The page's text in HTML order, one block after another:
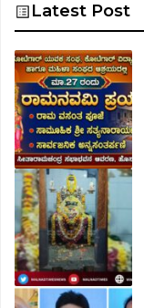
Latest Post